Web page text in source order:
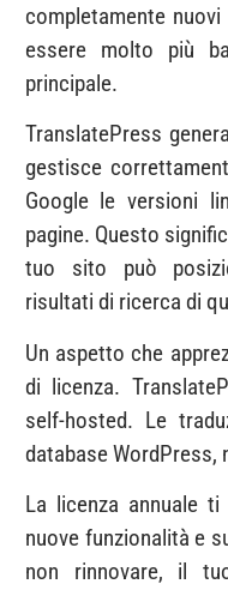
completamente
essere molto più
principale.
TranslatePress
gestisce
Google le versioni
pagine. Questo
tuo sito può
risultati di ricerca di
Un aspetto che
di licenza.
self-hosted. Le
database WordPress,
La licenza annuale
nuove funzionalità e
non rinnovare, il